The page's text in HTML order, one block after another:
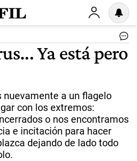
Ya está pero
nuevamente a un flagelo
con los extremos:
o nos encontramos
e incitación para hacer
dejando de lado todo